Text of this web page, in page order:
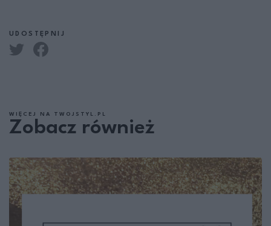
UDOSTĘPNIJ
WIĘCEJ NA TWOJSTYL.PL
Zobacz również